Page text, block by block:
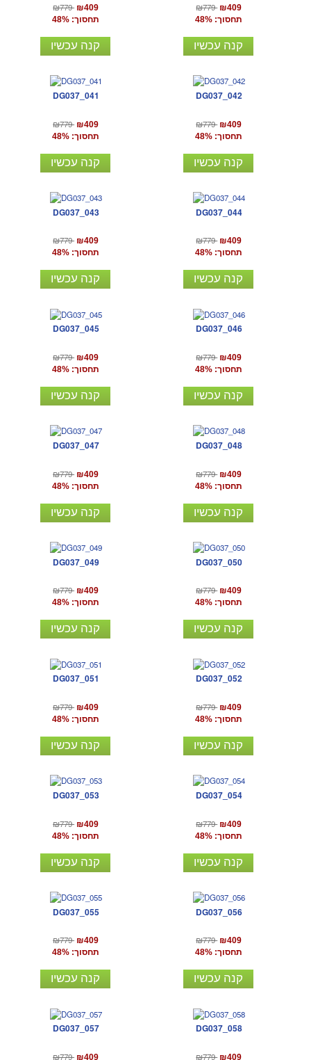
₪779 ₪409
תחסוך: 48%
קנה עכשיו
₪779 ₪409
תחסוך: 48%
קנה עכשיו
DG037_041
₪779 ₪409
תחסוך: 48%
קנה עכשיו
DG037_042
₪779 ₪409
תחסוך: 48%
קנה עכשיו
DG037_043
₪779 ₪409
תחסוך: 48%
קנה עכשיו
DG037_044
₪779 ₪409
תחסוך: 48%
קנה עכשיו
DG037_045
₪779 ₪409
תחסוך: 48%
קנה עכשיו
DG037_046
₪779 ₪409
תחסוך: 48%
קנה עכשיו
DG037_047
₪779 ₪409
תחסוך: 48%
קנה עכשיו
DG037_048
₪779 ₪409
תחסוך: 48%
קנה עכשיו
DG037_049
₪779 ₪409
תחסוך: 48%
קנה עכשיו
DG037_050
₪779 ₪409
תחסוך: 48%
קנה עכשיו
DG037_051
₪779 ₪409
תחסוך: 48%
קנה עכשיו
DG037_052
₪779 ₪409
תחסוך: 48%
קנה עכשיו
DG037_053
₪779 ₪409
תחסוך: 48%
קנה עכשיו
DG037_054
₪779 ₪409
תחסוך: 48%
קנה עכשיו
DG037_055
₪779 ₪409
תחסוך: 48%
קנה עכשיו
DG037_056
₪779 ₪409
תחסוך: 48%
קנה עכשיו
DG037_057
₪779 ₪409
DG037_058
₪779 ₪409